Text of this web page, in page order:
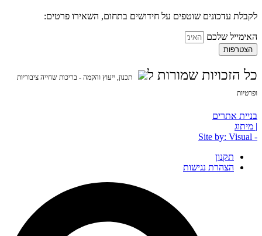
לקבלת עדכונים שוטפים על חידושים בתחום, השאירו פרטים:
האימייל שלכם
הצטרפות
כל הזכויות שמורות ל
תכנון, ייעוץ והקמה - בריכות שחייה ציבוריות
ופרטיות
בניית אתרים
| מיתוג
- Site by: Visual
תקנון
הצהרת נגישות